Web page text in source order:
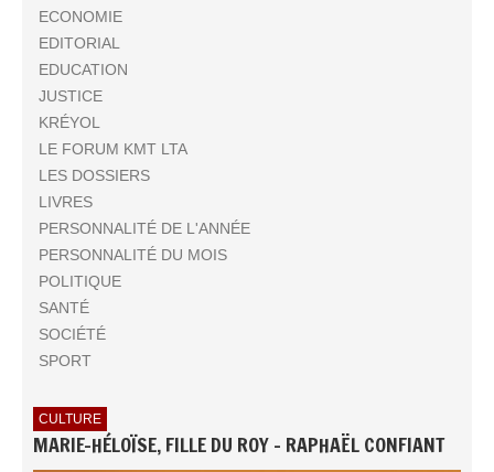
ECONOMIE
EDITORIAL
EDUCATION
JUSTICE
KRÉYOL
LE FORUM KMT LTA
LES DOSSIERS
LIVRES
PERSONNALITÉ DE L'ANNÉE
PERSONNALITÉ DU MOIS
POLITIQUE
SANTÉ
SOCIÉTÉ
SPORT
CULTURE
MARIE-HÉLOÏSE, FILLE DU ROY - RAPHAËL CONFIANT